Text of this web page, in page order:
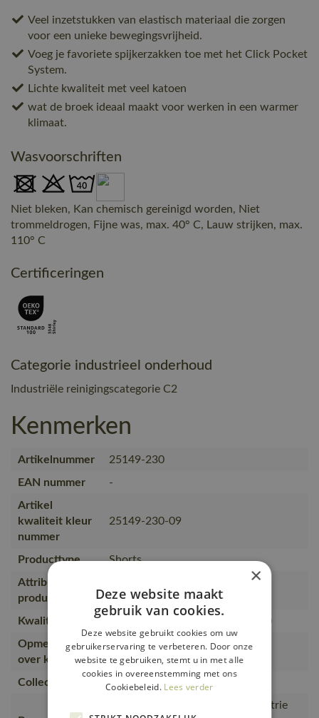
Veel inzetstukken van elastisch materiaal die zorgen
voor een unieke bewegingsvrijheid.
Voeg je favoriete spijkerzakken toe met het Click Pocket
System.
Lichte kwaliteit met veel katoen
wat de broek ideaal maakt voor werken in een warmer
klimaat.
Wasvoorschriften
Niet bleken, Kan chemisch gereinigd worden, Niet
trommeldrogen, Fijne was, max. 40° C, Lauw strijken, max.
110° C
Certificeringen
Categorie industrieel onderhoud
Industriële reinigingscategorie C2
Kenmerken
Artikelnummer
25149-230
EAN nummer
-
Artikel
kwaliteit kleur
nummer
25149-230-09
Producttype
Shorts
Attributen
producttype
lichtgewicht, Stretch Zones
Kwaliteit
50% katoen/50% polyester (230)
Opmerking
over kwaliteit
Twill. Kan max. 2% krimpen.
Collectie CUSTOMIZED
Bouw en installatie, Lichte industrie
×
Deze website maakt
gebruik van cookies.
Deze website gebruikt cookies om uw
gebruikerservaring te verbeteren. Door onze
website te gebruiken, stemt u in met alle
cookies in overeenstemming met ons
Cookiebeleid. Lees verder